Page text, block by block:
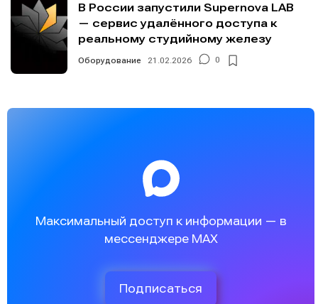
В России запустили Supernova LAB
— сервис удалённого доступа к
реальному студийному железу
Оборудование 21.02.2026 0
Максимальный доступ к информации — в
мессенджере MAX
Подписаться